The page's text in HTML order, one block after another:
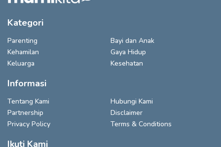
Kategori
Parenting
Bayi dan Anak
Kehamilan
Gaya Hidup
Keluarga
Kesehatan
Informasi
Tentang Kami
Hubungi Kami
Partnership
Disclaimer
Privacy Policy
Terms & Conditions
Ikuti Kami